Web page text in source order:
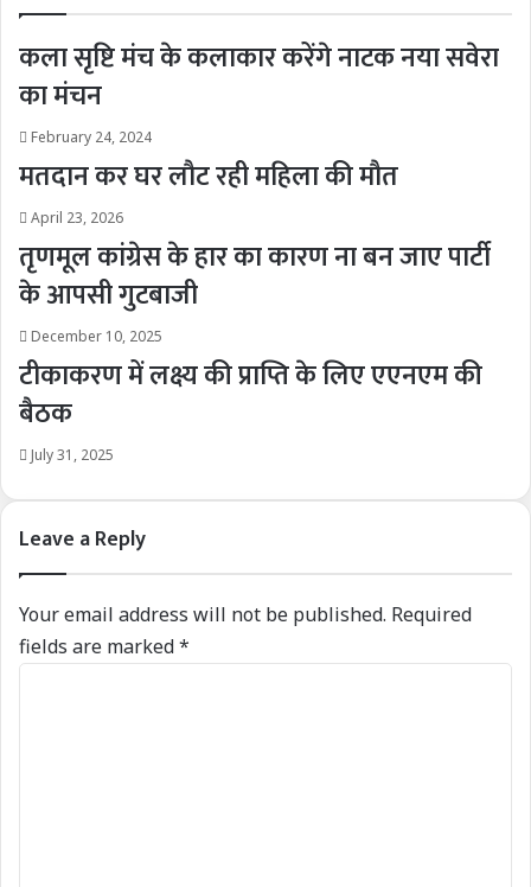
कला सृष्टि मंच के कलाकार करेंगे नाटक नया सवेरा
का मंचन
February 24, 2024
मतदान कर घर लौट रही महिला की मौत
April 23, 2026
तृणमूल कांग्रेस के हार का कारण ना बन जाए पार्टी
के आपसी गुटबाजी
December 10, 2025
टीकाकरण में लक्ष्य की प्राप्ति के लिए एएनएम की
बैठक
July 31, 2025
Leave a Reply
Your email address will not be published. Required
fields are marked*